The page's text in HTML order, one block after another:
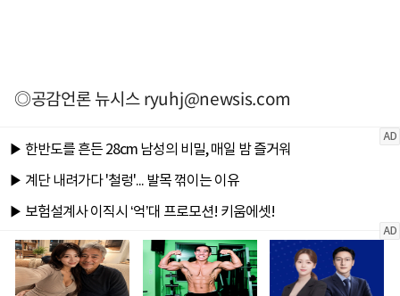
◎공감언론 뉴시스ryuhj@newsis.com